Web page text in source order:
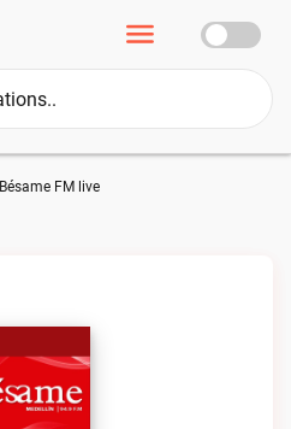
Bésame FM live